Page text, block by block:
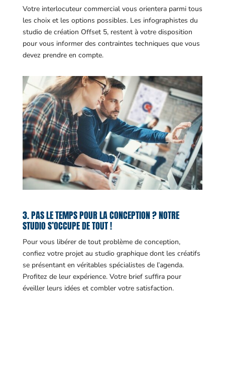
Votre interlocuteur commercial vous orientera parmi tous
les choix et les options possibles. Les infographistes du
studio de création Offset 5, restent à votre disposition
pour vous informer des contraintes techniques que vous
devez prendre en compte.
3. PAS LE TEMPS POUR LA CONCEPTION ? NOTRE
STUDIO S’OCCUPE DE TOUT !
Pour vous libérer de tout problème de conception,
confiez votre projet au studio graphique dont les créatifs
se présentant en véritables spécialistes de l’agenda.
Profitez de leur expérience. Votre brief suffira pour
éveiller leurs idées et combler votre satisfaction.